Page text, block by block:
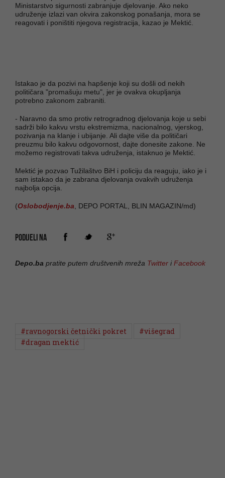
Ministarstvo sigurnosti zabranjuje djelovanje. Ako neko
udruženje izlazi van okvira zakonskog ponašanja, mora se
reagovati i poništiti njegova registracija, kazao je Mektić.
Istakao je da pozivi na hapšenje koji su došli od nekih
političara "promašuju metu", jer je ovakva okupljanja
potrebno zakonom zabraniti.
- Naravno da smo protiv retrogradnog djelovanja koje u sebi
sadrži bilo kakvu vrstu ekstremizma, nacionalnog, vjerskog,
pozivanja na klanje i ubijanje. Ali dajte više da političari
preuzmu bilo kakvu odgovornost, dajte donesite zakone. Ne
možemo registrovati takva udruženja, istaknuo je Mektić.
Mektić je pozvao Tužilaštvo BiH i policiju da reaguju, iako je i
sam istakao da je zabrana djelovanja ovakvih udruženja
najbolja opcija.
(Oslobodjenje.ba , DEPO PORTAL, BLIN MAGAZIN/md)
PODIJELI NA
Depo.ba pratite putem društvenih mreža Twitter iFacebook
#ravnogorski četnički pokret
#višegrad
#dragan mektić